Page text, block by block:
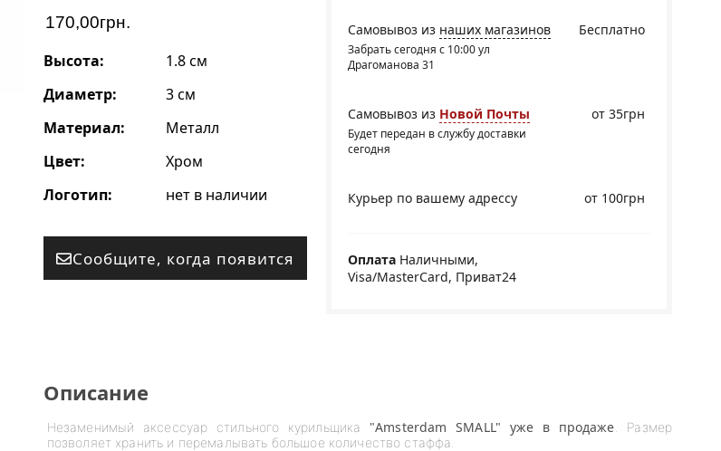
170,00грн.
Высота:
1.8 см
Диаметр:
3 см
Материал:
Металл
Цвет:
Хром
Логотип:
нет в наличии
Сообщите, когда появится
Бесплатно
Самовывоз из наших магазинов
Забрать сегодня с 10:00 ул
Драгоманова 31
Самовывоз из Новой Почты
Будет передан в службу доставки
сегодня
от 35грн
Курьер по вашему адрессу от 100грн
Оплата Наличными,
Visa/MasterCard, Приват24
Описание
Незаменимый аксессуар стильного курильщика "Amsterdam SMALL" уже в продаже . Размер
позволяет хранить и перемалывать большое количество стаффа.